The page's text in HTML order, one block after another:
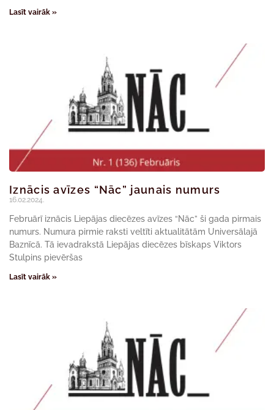
Lasīt vairāk »
Iznācis avīzes “Nāc” jaunais numurs
16.02.2024.
Februārī iznācis Liepājas diecēzes avīzes “Nāc” ši gada pirmais
numurs. Numura pirmie raksti veltīti aktualitātām Universālajā
Baznīcā. Tā ievadrakstā Liepājas diecēzes bīskaps Viktors
Stulpins pievēršas
Lasīt vairāk »